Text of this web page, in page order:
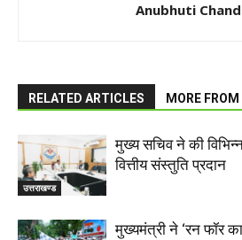
Anubhuti
RELATED ARTICLES MORE
उत्तराखण्ड
मुख्य सचिव ने की
वित्तीय संस्तुति प्रदान
मुख्यमंत्री ने ‘रन फॉर